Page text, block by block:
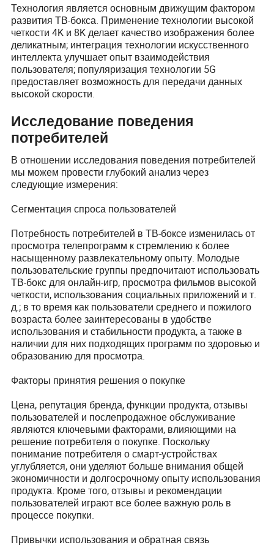
Технология является основным движущим фактором
развития ТВ-бокса. Применение технологии высокой
четкости 4K и 8K делает качество изображения более
деликатным; интеграция технологии искусственного
интеллекта улучшает опыт взаимодействия
пользователя; популяризация технологии 5G
предоставляет возможность для передачи данных
высокой скорости.
Исследование поведения
потребителей
В отношении исследования поведения потребителей
мы можем провести глубокий анализ через
следующие измерения:
Сегментация спроса пользователей
Потребность потребителей в ТВ-боксе изменилась от
просмотра телепрограмм к стремлению к более
насыщенному развлекательному опыту. Молодые
пользовательские группы предпочитают использовать
ТВ-бокс для онлайн-игр, просмотра фильмов высокой
четкости, использования социальных приложений и т.
д.; в то время как пользователи среднего и пожилого
возраста более заинтересованы в удобстве
использования и стабильности продукта, а также в
наличии для них подходящих программ по здоровью и
образованию для просмотра.
Факторы принятия решения о покупке
Цена, репутация бренда, функции продукта, отзывы
пользователей и послепродажное обслуживание
являются ключевыми факторами, влияющими на
решение потребителя о покупке. Поскольку
понимание потребителя о смарт-устройствах
углубляется, они уделяют больше внимания общей
экономичности и долгосрочному опыту использования
продукта. Кроме того, отзывы и рекомендации
пользователей играют все более важную роль в
процессе покупки.
Привычки использования и обратная связь